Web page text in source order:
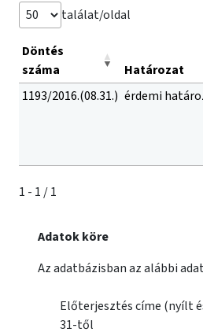
találat/oldal
Döntés
száma
Határozat
1193/2016.(08.31.) érdemi
1 - 1 / 1
Adatok köre
Az adatbázisban az alábbi
Előterjesztés címe (nyílt
31-től